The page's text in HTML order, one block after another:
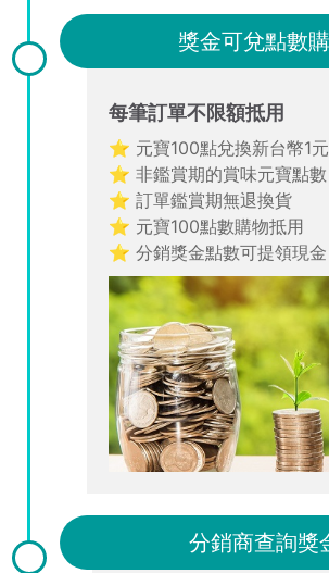
獎金可兌點數
每筆訂單不限額抵用
⭐ 元寶100點兌換新台幣1元
⭐ 非鑑賞期的賞味元寶點數
⭐ 訂單鑑賞期無退換貨
⭐ 元寶100點數購物抵用
⭐ 分銷獎金點數可提領現金
分銷商查詢獎